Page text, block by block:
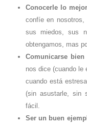
Conocerle lo
confíe en
sus miedos, sus
obtengamos, mas
Comunicarse bien
nos dice (cuando le
cuando está
(sin asustarle, sin
fácil.
Ser un buen